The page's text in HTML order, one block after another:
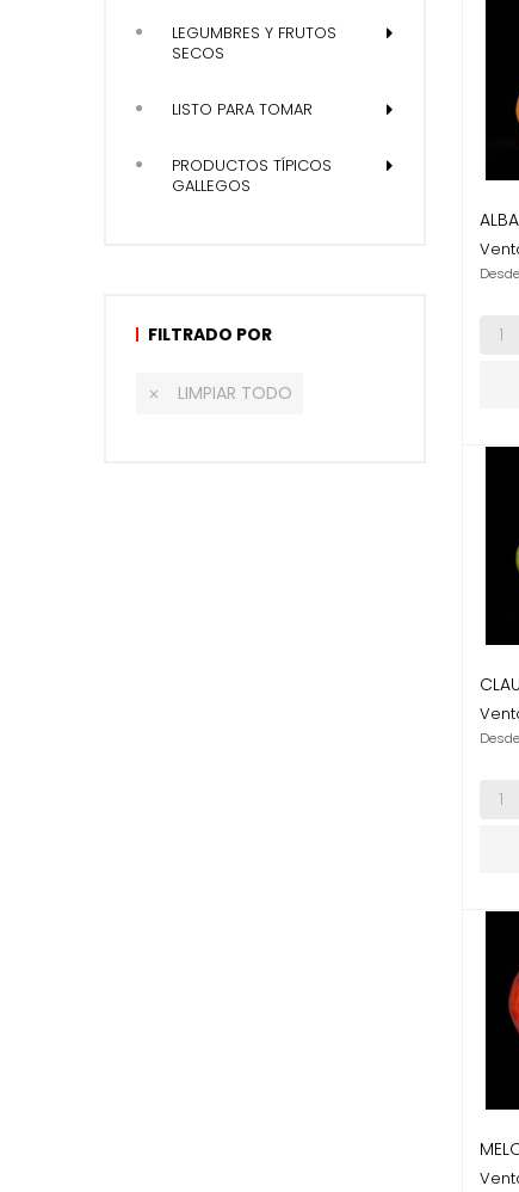
LEGUMBRES Y FRUTOS
SECOS
LISTO PARA TOMAR
PRODUCTOS TÍPICOS
GALLEGOS
FILTRADO POR
 LIMPIAR TODO
Desde
Desde